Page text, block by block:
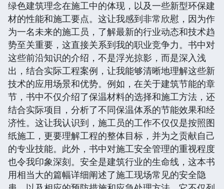
绿色建筑理念在施工中的体现，以及一些新型环保建
材的性能和施工要点。这让我感到非常欣慰，因为作
为一名未来的施工员，了解最新的行业动态和技术趋
势至关重要，这直接关系到我的职业竞争力。书中对
这些前沿知识的介绍，不是浮光掠影，而是深入浅
出，结合实际工程案例，让我能够清晰地理解这些新
技术的应用场景和优势。例如，在关于建筑节能的章
节，书中不仅介绍了保温材料的选择和施工方法，还
结合实际项目，分析了不同保温体系的节能效果和经
济性。这让我认识到，施工员的工作不仅仅是按照图
纸施工，更要理解工程的整体目标，并为之贡献自己
的专业技能。此外，书中对施工安全管理的重视程度
也令我印象深刻。安全是建筑行业的生命线，这本书
用相当大的篇幅详细阐述了施工现场常见的安全隐